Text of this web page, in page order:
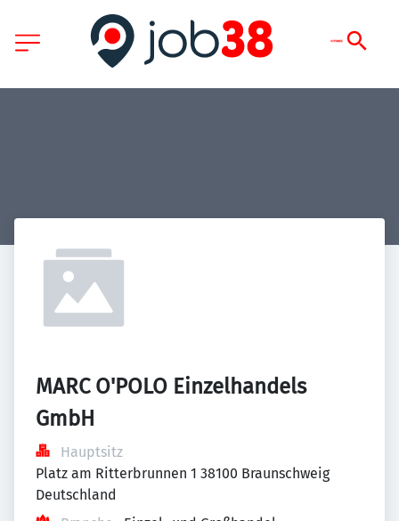
MARC O'POLO Einzelhandels
GmbH
Hauptsitz
Platz am Ritterbrunnen 1 38100 Braunschweig
Deutschland